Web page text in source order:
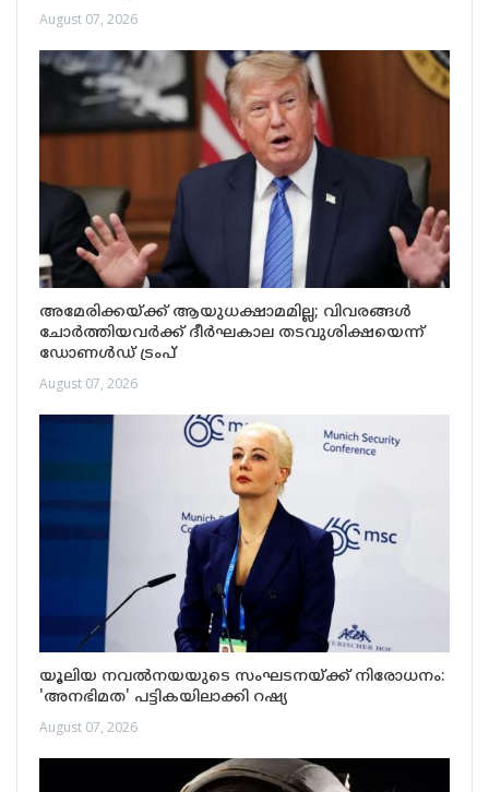
August 07, 2026
അമേരിക്കയ്ക്ക് ആയുധക്ഷാമമില്ല; വിവരങ്ങൾ
ചോർത്തിയവർക്ക് ദീർഘകാല തടവുശിക്ഷയെന്ന്
ഡോണൾഡ് ട്രംപ്
August 07, 2026
യൂലിയ നവൽനയയുടെ സംഘടനയ്ക്ക് നിരോധനം:
'അനഭിമത' പട്ടികയിലാക്കി റഷ്യ
August 07, 2026